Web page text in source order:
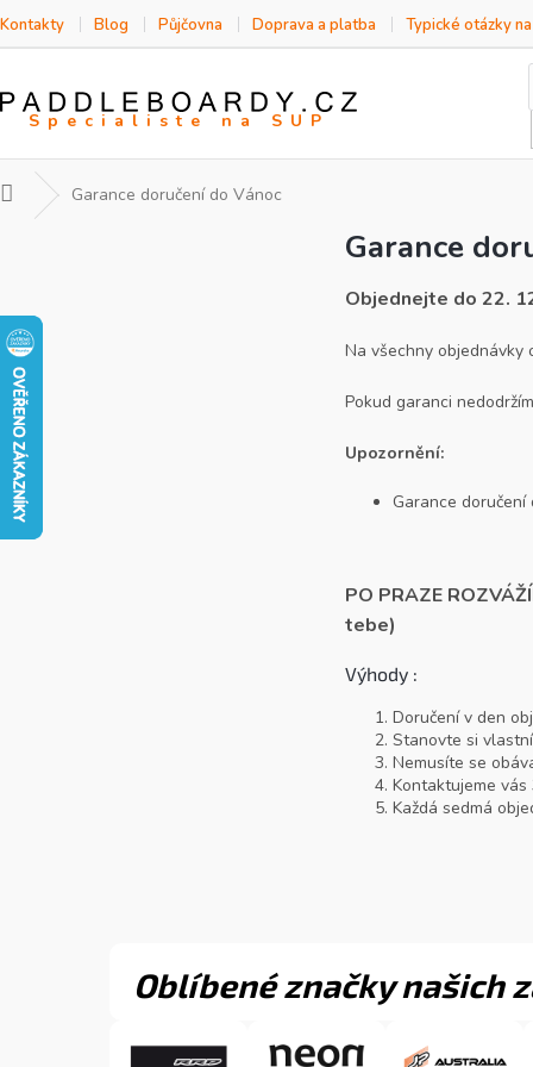
na
obsah
Kontakty Blog Půjčovna Doprava a platba Typické otázky
Domů Garance doručení do Vánoc
Garance
Objednejte do 22.
Na všechny objednávky
Pokud garanci
Upozornění:
Garance
PO PRAZE
tebe)
Výhody :
Doručení v den
Stanovte si
Nemusíte se
Kontaktujeme vás
Každá sedmá
Oblíbené značky našich